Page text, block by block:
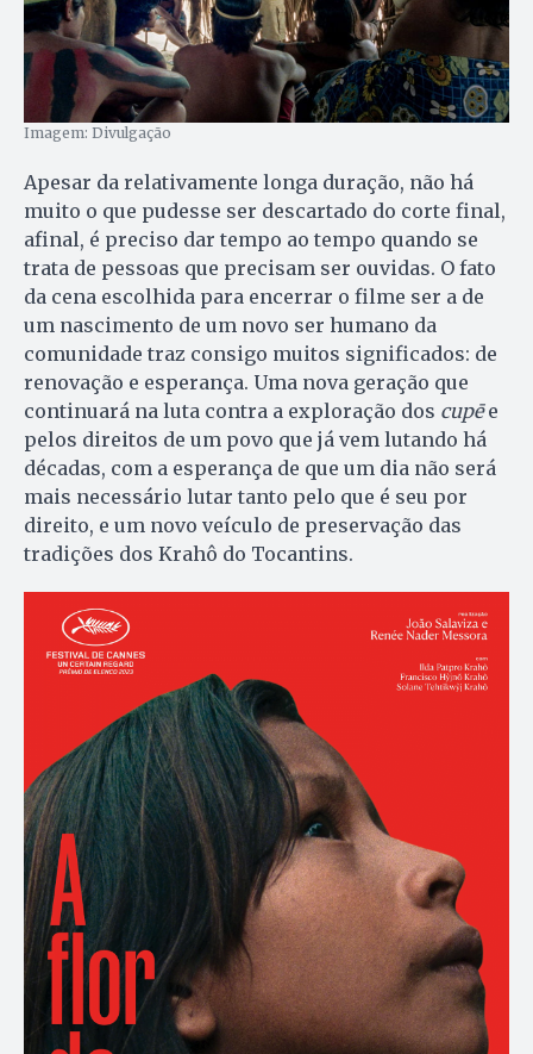
Imagem: Divulgação
Apesar da relativamente longa duração, não há
muito o que pudesse ser descartado do corte final,
afinal, é preciso dar tempo ao tempo quando se
trata de pessoas que precisam ser ouvidas. O fato
da cena escolhida para encerrar o filme ser a de
um nascimento de um novo ser humano da
comunidade traz consigo muitos significados: de
renovação e esperança. Uma nova geração que
continuará na luta contra a exploração dos cupēe
pelos direitos de um povo que já vem lutando há
décadas, com a esperança de que um dia não será
mais necessário lutar tanto pelo que é seu por
direito, e um novo veículo de preservação das
tradições dos Krahô do Tocantins.